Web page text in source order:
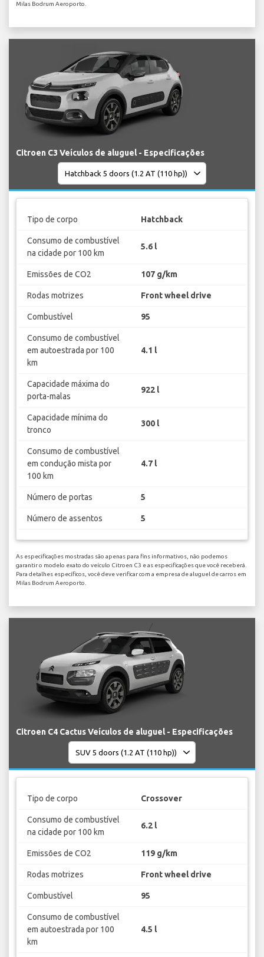
Milas Bodrum Aeroporto.
Citroen C3 Veículos de aluguel - Especificações
Tipo de corpo Hatchback
Consumo de combustível
na cidade por 100 km
5.6 l
Emissões de CO2 107 g/km
Rodas motrizes Front wheel drive
Combustível 95
Consumo de combustível
em autoestrada por 100
km
4.1 l
Capacidade máxima do
porta-malas
922 l
Capacidade mínima do
tronco
300 l
Consumo de combustível
em condução mista por
100 km
4.7 l
Número de portas 5
Número de assentos 5
As especificações mostradas são apenas para fins informativos, não podemos
garantir o modelo exato do veículo Citroen C3 e as especificações que você receberá.
Para detalhes específicos, você deve verificar com a empresa de aluguel de carros em
Milas Bodrum Aeroporto.
Citroen C4 Cactus Veículos de aluguel - Especificações
Tipo de corpo Crossover
Consumo de combustível
na cidade por 100 km
6.2 l
Emissões de CO2 119 g/km
Rodas motrizes Front wheel drive
Combustível 95
Consumo de combustível
em autoestrada por 100
km
4.5 l